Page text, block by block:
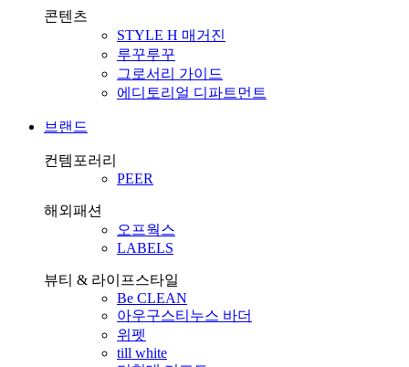
콘텐츠
STYLE H 매거진
루꾸루꾸
그로서리 가이드
에디토리얼 디파트먼트
브랜드
컨템포러리
PEER
해외패션
오프웍스
LABELS
뷰티 & 라이프스타일
Be CLEAN
아우구스티누스 바더
위펫
till white